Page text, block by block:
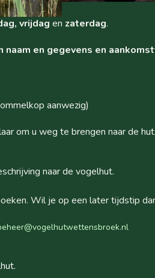
vrijdag en zaterdag.
en gegevens en
aanwezig)
om u weg te brengen naar de hut.
naar de vogelhut.
Wil je op een later tijdstip